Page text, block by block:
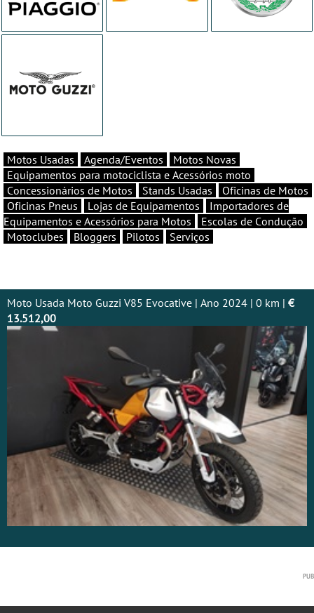
Motos Usadas Agenda/Eventos
Motos Novas
Equipamentos para motociclista e Acessórios moto
Concessionários de Motos
Stands Usadas
Oficinas de Motos
Oficinas Pneus
Lojas de Equipamentos
Importadores de
Equipamentos e Acessórios para Motos
Escolas de Condução
Motoclubes
Bloggers Pilotos Serviços
Moto Usada Moto Guzzi V85 Evocative | Ano 2024 | 0 km | €
13.512,00